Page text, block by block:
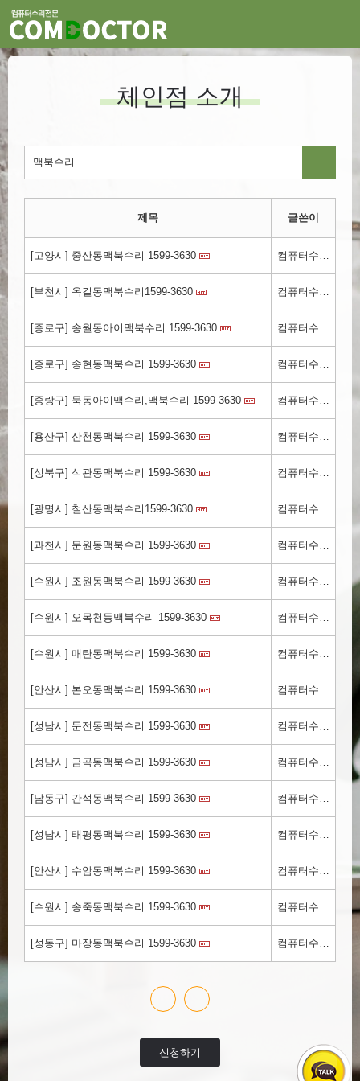
체인점 소개
제목 글쓴이
[고양시] 중산동맥북수리 1599-3630 컴퓨터수리컴닥터.kr
[부천시] 옥길동맥북수리1599-3630 컴퓨터수리.kr
[종로구] 송월동아이맥북수리 1599-3630 컴퓨터수리.kr
[종로구] 송현동맥북수리 1599-3630 컴퓨터수리.kr
[중랑구] 묵동아이맥수리,맥북수리 1599-3630 컴퓨터수리.kr
[용산구] 산천동맥북수리 1599-3630 컴퓨터수리.kr
[성북구] 석관동맥북수리 1599-3630 컴퓨터수리.kr
[광명시] 철산동맥북수리1599-3630 컴퓨터수리.kr
[과천시] 문원동맥북수리 1599-3630 컴퓨터수리.kr
[수원시] 조원동맥북수리 1599-3630 컴퓨터수리.kr
[수원시] 오목천동맥북수리 1599-3630 컴퓨터수리.kr
[수원시] 매탄동맥북수리 1599-3630 컴퓨터수리.kr
[안산시] 본오동맥북수리 1599-3630 컴퓨터수리.kr
[성남시] 둔전동맥북수리 1599-3630 컴퓨터수리.kr
[성남시] 금곡동맥북수리 1599-3630 컴퓨터수리.kr
[남동구] 간석동맥북수리 1599-3630 컴퓨터수리.kr
[성남시] 태평동맥북수리 1599-3630 컴퓨터수리.kr
[안산시] 수암동맥북수리 1599-3630 컴퓨터수리.kr
[수원시] 송죽동맥북수리 1599-3630 컴퓨터수리.kr
[성동구] 마장동맥북수리 1599-3630 컴퓨터수리.kr
신청하기